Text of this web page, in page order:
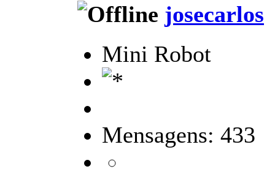
josecarlos
Mini Robot
Mensagens: 433